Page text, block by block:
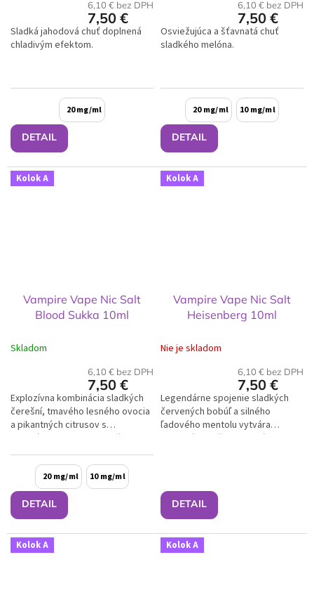
6,10 € bez DPH
7,50 €
DETAIL
Sladká jahodová chuť doplnená
chladivým efektom.
20 mg/ml
6,10 € bez DPH
7,50 €
DETAIL
Osviežujúca a šťavnatá chuť
sladkého melóna.
20 mg/ml 10 mg/ml
Kolok A
Vampire Vape Nic Salt
Blood Sukka 10ml
Skladom
6,10 € bez DPH
7,50 €
DETAIL
Explozívna kombinácia sladkých
čerešní, tmavého lesného ovocia
a pikantných citrusov s
intenzívnou chladivou zložkou
prináša plnú a nezabudnuteľnú...
20 mg/ml 10 mg/ml
Kolok A
Vampire Vape Nic Salt
Heisenberg 10ml
Nie je skladom
6,10 € bez DPH
7,50 €
DETAIL
Legendárne spojenie sladkých
červených bobúľ a silného
ľadového mentolu vytvára
ikonickú, sviežu a intenzívnu
Kolok A Kolok A